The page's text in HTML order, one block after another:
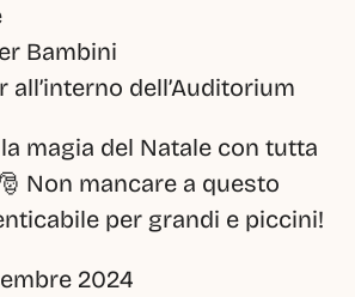
Bambini
all’interno dell’Auditorium
magia del Natale con tutta
Non mancare a questo
per grandi e piccini!
2024